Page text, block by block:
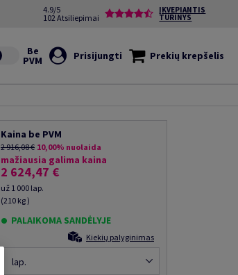
4.9/5
102 Atsiliepimai
ĮKVEPIANTIS
TURINYS
Prisijungti Prekių krepšelis
Kaina be PVM
2 916,08 € 10,00% nuolaida
mažiausia galima kaina
2 624,47 €
už 1 000 lap.
(210 kg )
PALAIKOMA SANDĖLYJE
Kiekių palyginimas
lap.